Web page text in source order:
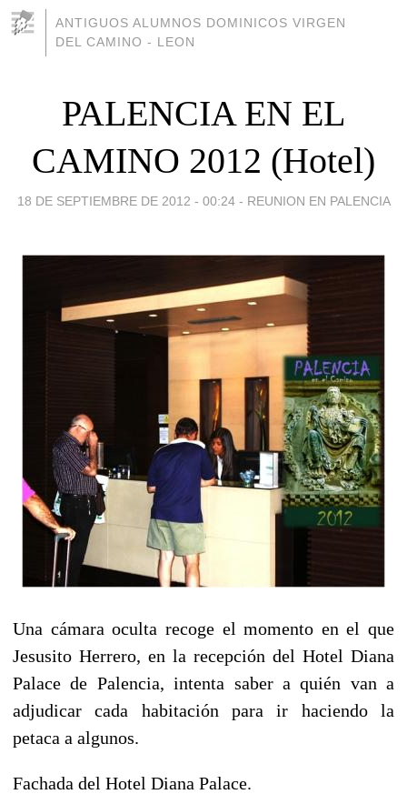
ANTIGUOS ALUMNOS DOMINICOS VIRGEN
DEL CAMINO - LEON
PALENCIA EN EL
CAMINO 2012 (Hotel)
18 DE SEPTIEMBRE DE 2012 - 00:24 - REUNION EN PALENCIA
Una cámara oculta recoge el momento en el que
Jesusito Herrero, en la recepción del Hotel Diana
Palace de Palencia, intenta saber a quién van a
adjudicar cada habitación para ir haciendo la
petaca a algunos.
Fachada del Hotel Diana Palace.